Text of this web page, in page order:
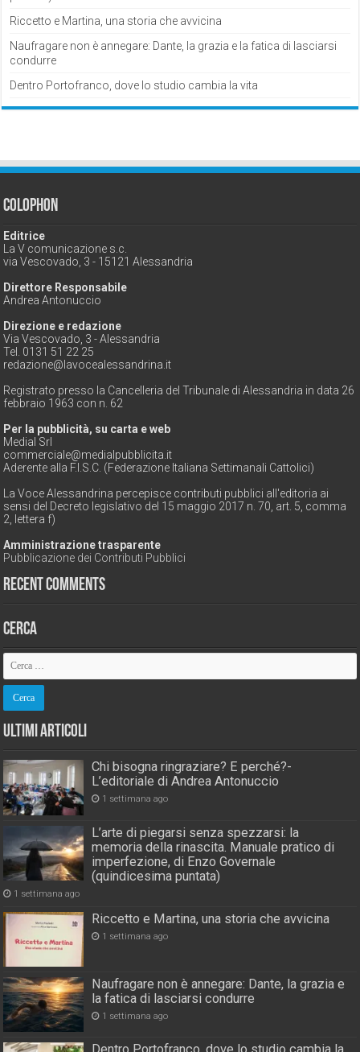
Riccetto e Martina, una storia che avvicina
Naufragare non è annegare: Dante, la grazia e la fatica di lasciarsi
condurre
Dentro Portofranco, dove lo studio cambia la vita
Colophon
Editrice
La V comunicazione s.c.
via Vescovado, 3 - 15121 Alessandria
Direttore Responsabile
Andrea Antonuccio
Direzione e redazione
Via Vescovado, 3 - Alessandria
Tel. 0131 51 22 25
redazione@lavocealessandrina.it
Registrato presso la Cancelleria del Tribunale di Alessandria in data 26
febbraio 1963 con n. 62
Per la pubblicità, su carta e web
Medial Srl
commerciale@medialpubblicita.it
Aderente alla F.I.S.C. (Federazione Italiana Settimanali Cattolici)
La Voce Alessandrina percepisce contributi pubblici all'editoria ai
sensi del Decreto legislativo del 15 maggio 2017 n. 70, art. 5, comma
2, lettera f)
Amministrazione trasparente
Pubblicazione dei Contributi Pubblici
Recent Comments
Cerca
Ultimi Articoli
Chi bisogna ringraziare? E perché?-
L’editoriale di Andrea Antonuccio
1 settimana ago
L’arte di piegarsi senza spezzarsi: la
memoria della rinascita. Manuale pratico di
imperfezione, di Enzo Governale
(quindicesima puntata)
1 settimana ago
Riccetto e Martina, una storia che avvicina
1 settimana ago
Naufragare non è annegare: Dante, la grazia e
la fatica di lasciarsi condurre
1 settimana ago